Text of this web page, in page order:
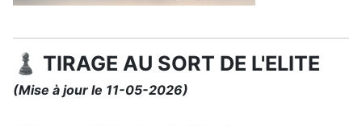
♟️ TIRAGE AU SORT DE L'ELITE
(Mise à jour le 11-05-2026)